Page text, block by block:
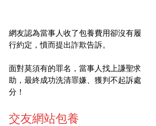
網友認為當事人收了包養費用卻沒有履
行約定，憤而提出詐欺告訴。
面對莫須有的罪名，當事人找上謙聖求
助，最終成功洗清罪嫌、獲判不起訴處
分！
交友網站包養